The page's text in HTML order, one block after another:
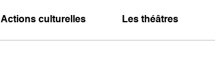
Actions culturelles Les théâtres